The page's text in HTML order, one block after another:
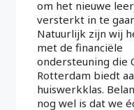
om het nieuwe
versterkt in te
Natuurlijk zijn wij
met de financiële
ondersteuning die
Rotterdam biedt
huiswerkklas.
nog wel is dat we